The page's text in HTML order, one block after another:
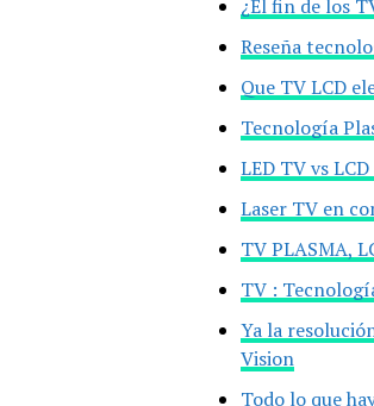
¿El fin de los
Reseña
Que TV LCD
Tecnología
LED TV vs
Laser TV en
TV PLASMA,
TV :
Ya la
Vision
Todo lo que